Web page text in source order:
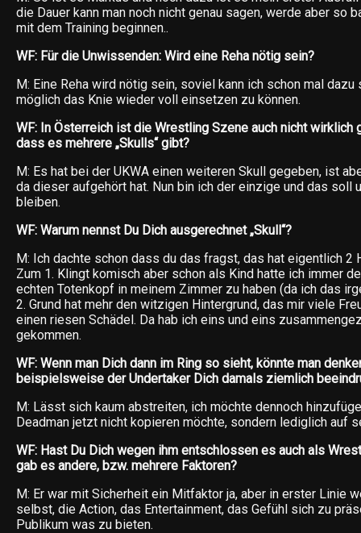
die Dauer kann man noch nicht genau sagen, werde aber so
mit dem Training beginnen..
WF: Für die Unwissenden: Wird eine Reha nötig sein?
M: Eine Reha wird nötig sein, soviel kann ich schon mal dazu
möglich das Knie wieder voll einsetzen zu können.
WF: In Österreich ist die Wrestling Szene auch nicht wirklich
dass es mehrere „Skulls“ gibt?
M: Es hat bei der UKWA einen weiteren Skull gegeben, ist
da dieser aufgehört hat. Nun bin ich der einzige und das soll
bleiben.
WF: Warum nennst Du Dich ausgerechnet „Skull“?
M: Ich dachte schon dass du das fragst, das hat eigentlich 2
Zum 1. Klingt komisch aber schon als Kind hatte ich immer
echten Totenkopf in meinem Zimmer zu haben (da ich das
2. Grund hat mehr den witzigen Hintergrund, das mir viele
einen riesen Schädel. Da hab ich eins und eins
gekommen.
WF: Wenn man Dich dann im Ring so sieht, könnte man
beispielsweise der Undertaker Dich damals ziemlich
M: Lässt sich kaum abstreiten, ich möchte dennoch
Deadman jetzt nicht kopieren möchte, sondern lediglich auf
WF: Hast Du Dich wegen ihm entschlossen es auch als
gab es andere, bzw. mehrere Faktoren?
M: Er war mit Sicherheit ein Mitfaktor ja, aber in erster Linie
selbst, die Action, das Entertainment, das Gefühl sich zu
Publikum was zu bieten.